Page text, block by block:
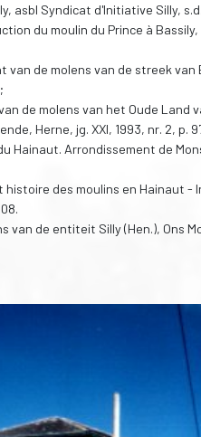
asbl Syndicat d'Initiative Silly,
du moulin du Prince à
van de molens van de streek
de molens van het Oude
Herne, jg. XXI, 1993, nr. 2, p.
Hainaut. Arrondissement de
histoire des moulins en Hainaut
van de entiteit Silly (Hen.), Ons